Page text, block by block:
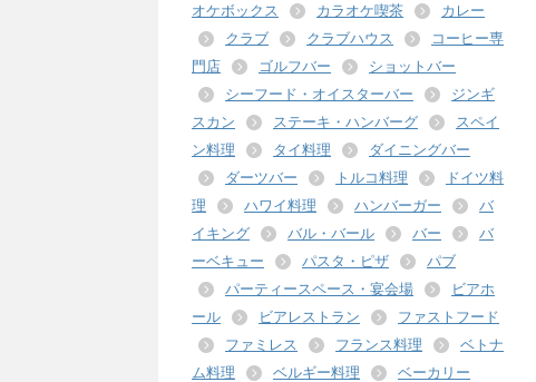
オケボックス
カラオケ喫茶
カレー
クラブ
クラブハウス
コーヒー専
門店
ゴルフバー
ショットバー
シーフード・オイスターバー
ジンギ
スカン
ステーキ・ハンバーグ
スペイ
ン料理
タイ料理
ダイニングバー
ダーツバー
トルコ料理
ドイツ料
理
ハワイ料理 ハンバーガー
バ
イキング
バル・バール バー
バ
ーベキュー
パスタ・ピザ
パブ
パーティースペース・宴会場
ビアホ
ール
ビアレストラン
ファストフード
ファミレス
フランス料理
ベトナ
ム料理
ベルギー料理
ベーカリー